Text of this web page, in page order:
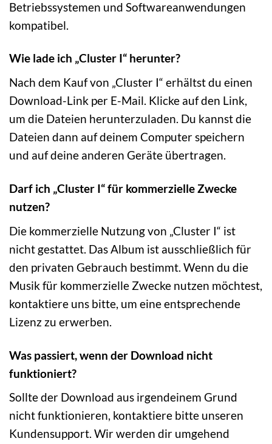
Betriebssystemen und Softwareanwendungen
kompatibel.
Wie lade ich „Cluster I“ herunter?
Nach dem Kauf von „Cluster I“ erhältst du einen
Download-Link per E-Mail. Klicke auf den Link,
um die Dateien herunterzuladen. Du kannst die
Dateien dann auf deinem Computer speichern
und auf deine anderen Geräte übertragen.
Darf ich „Cluster I“ für kommerzielle Zwecke
nutzen?
Die kommerzielle Nutzung von „Cluster I“ ist
nicht gestattet. Das Album ist ausschließlich für
den privaten Gebrauch bestimmt. Wenn du die
Musik für kommerzielle Zwecke nutzen möchtest,
kontaktiere uns bitte, um eine entsprechende
Lizenz zu erwerben.
Was passiert, wenn der Download nicht
funktioniert?
Sollte der Download aus irgendeinem Grund
nicht funktionieren, kontaktiere bitte unseren
Kundensupport. Wir werden dir umgehend